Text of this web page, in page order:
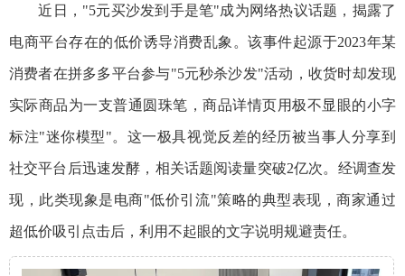
近日，"5元买沙发到手是笔"成为网络热议话题，揭露了
电商平台存在的低价诱导消费乱象。该事件起源于2023年某
消费者在拼多多平台参与"5元秒杀沙发"活动，收货时却发现
实际商品为一支普通圆珠笔，商品详情页用极不显眼的小字
标注"迷你模型"。这一极具视觉反差的经历被当事人分享到
社交平台后迅速发酵，相关话题阅读量突破2亿次。经调查发
现，此类现象是电商"低价引流"策略的典型表现，商家通过
超低价吸引点击后，利用不起眼的文字说明规避责任。